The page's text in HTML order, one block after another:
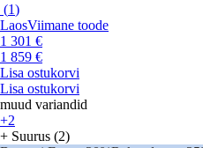
(1)
LaosViimane toode
1 301 €
1 859 €
Lisa ostukorvi
Lisa ostukorvi
muud variandid
+2
+ Suurus (2)